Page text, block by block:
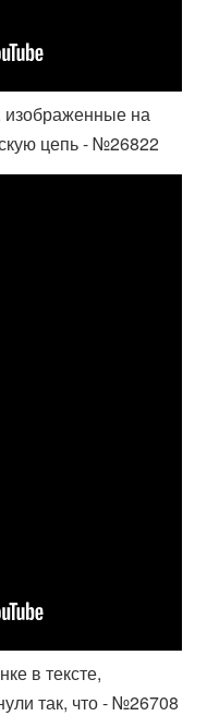
изображенные на
цепь - №26822
в тексте,
так, что - №26708